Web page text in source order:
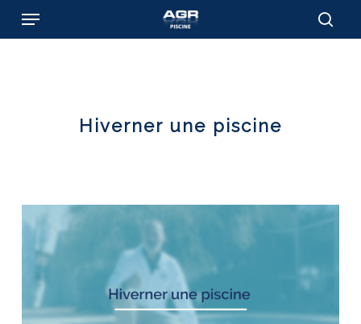
Menu
Hiverner une piscine